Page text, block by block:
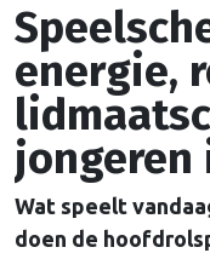
energie,
jongeren
Wat speelt
doen de